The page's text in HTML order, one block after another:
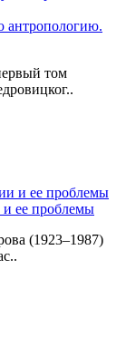
антропологию.
том
и ее проблемы
(1923–1987)